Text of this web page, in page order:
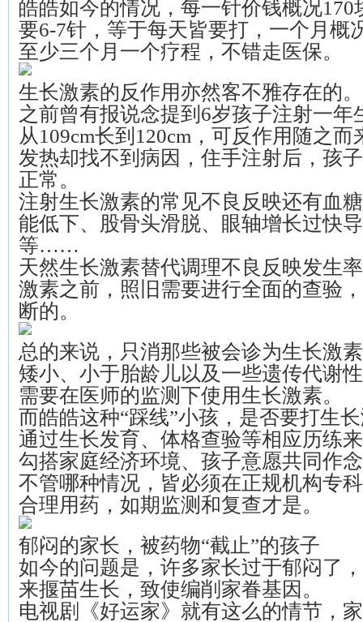
皓皓如今的情况，每一针价钱概况170
要6-7针，等于每天皆要打，一个月概
至少三个月一个疗程，不错走医保。
生长激素的反作用亦然客不雅存在的。
之前曾有报说念提到6岁孩子注射一年
从109cm长到120cm，可反作用随之
发热却找不到病因，住手注射后，孩
正常。
注射生长激素的常见不良反映还有血
能低下、股骨头滑脱、眼轴增长过快
等……
天然生长激素替代调理不良反映发生
激素之前，照旧需要进行全面的查验
断的。
总的来说，只消那些被会诊为生长激
矮小、小于胎龄儿以及一些遗传代谢
需要在医师的监测下使用生长激素。
而皓皓这种“踩线”小孩，是否要打生
通过生长发育、体格查验等相应历练
勾搭家庭经济环境、孩子意愿共同作
不管哪种情况，皆必须在正规机构专
合理用药，如期监测和复查才是。
郁闷的家长，被药物“截止”的孩子
如今的问题是，许多家长过于郁闷了
来揠苗生长，致使编削家眷基因。
电视剧《好运家》就有这么的情节，